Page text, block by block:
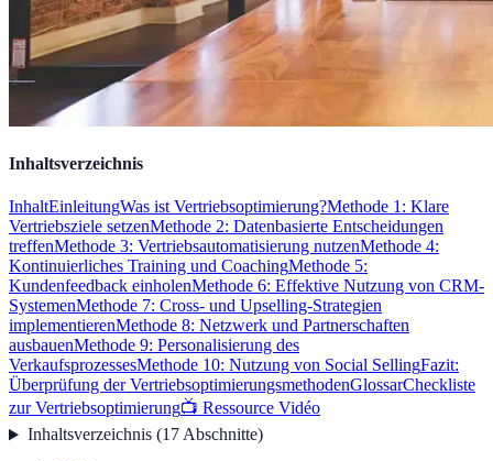
Inhaltsverzeichnis
InhaltEinleitungWas ist Vertriebsoptimierung?Methode 1: Klare
Vertriebsziele setzenMethode 2: Datenbasierte Entscheidungen
treffenMethode 3: Vertriebsautomatisierung nutzenMethode 4:
Kontinuierliches Training und CoachingMethode 5:
Kundenfeedback einholenMethode 6: Effektive Nutzung von CRM-
SystemenMethode 7: Cross- und Upselling-Strategien
implementierenMethode 8: Netzwerk und Partnerschaften
ausbauenMethode 9: Personalisierung des
VerkaufsprozessesMethode 10: Nutzung von Social SellingFazit:
Überprüfung der VertriebsoptimierungsmethodenGlossarCheckliste
zur Vertriebsoptimierung📺 Ressource Vidéo
Inhaltsverzeichnis(17Abschnitte)